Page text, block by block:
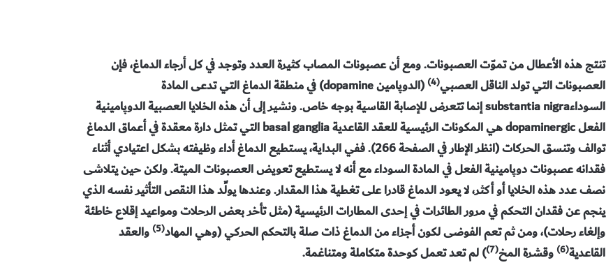
تنتج هذه الأعطال من تموّت العصبونات. ومع أن عصبونات المصاب كثيرة العدد وتوجد في كل أرجاء الدماغ، فإن
العصبونات التي تولد الناقل العصبي(4)
(الدوپامين dopamine) في منطقة الدماغ التي تدعى المادة
السوداءsubstantia nigra إنما تتعرض للإصابة القاسية بوجه خاص. ونشير إلى أن هذه الخلايا العصبية الدوپامينية
الفعل dopaminergic هي المكونات الرئيسية للعقد القاعدية basal ganglia التي تمثل دارة معقدة في أعماق الدماغ
توالف وتنسق الحركات (انظر الإطار في الصفحة 266). ففي البداية، يستطيع الدماغ أداء وظيفته بشكل اعتيادي أثناء
فقدانه عصبونات دوپامينية الفعل في المادة السوداء مع أنه لا يستطيع تعويض العصبونات الميتة. ولكن حين يتلاشى
نصف عدد هذه الخلايا أو أكثر، لا يعود الدماغ قادرا على تغطية هذا المقدار. وعندها يولِّد هذا النقص التأثير نفسه الذي
ينجم عن فقدان التحكم في مرور الطائرات في إحدى المطارات الرئيسية (مثل تأخر بعض الرحلات ومواعيد إقلاع خاطئة
وإلغاء رحلات)، ومن ثم تعم الفوضى لكون أجزاء من الدماغ ذات صلة بالتحكم الحركي (وهي المهاد(5)
والعقد
القاعدية(6) وقشرة المخ(7) ) لم تعد تعمل كوحدة متكاملة ومتناغمة.